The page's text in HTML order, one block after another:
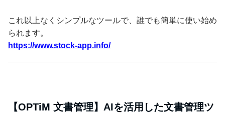
これ以上なくシンプルなツールで、誰でも簡単に使い始め
られます。
https://www.stock-app.info/
【OPTiM 文書管理】AIを活用した文書管理ツ